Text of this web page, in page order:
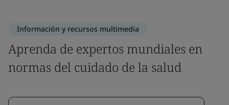
Información y recursos multimedia
Aprenda de expertos mundiales en
normas del cuidado de la salud